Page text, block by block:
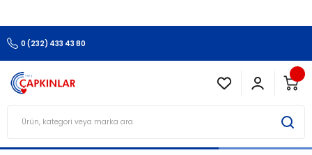
0 (232) 433 43 80